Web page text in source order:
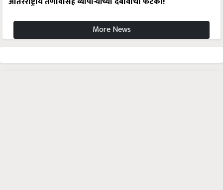
More News